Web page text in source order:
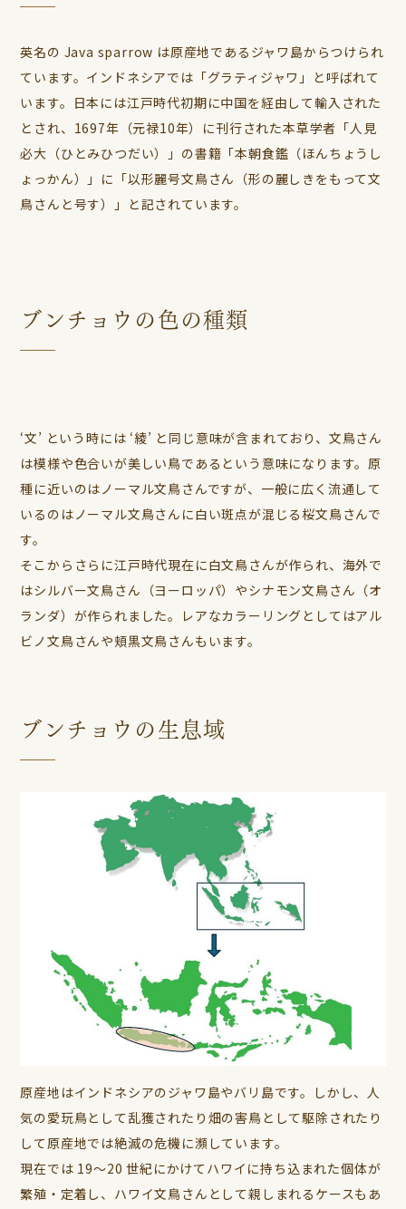
英名の Java sparrow は原産地であるジャワ島からつけられ
ています。インドネシアでは「グラティジャワ」と呼ばれて
います。日本には江戸時代初期に中国を経由して輸入された
とされ、1697年（元禄10年）に刊行された本草学者「人見
必大（ひとみひつだい）」の書籍「本朝食鑑（ほんちょうし
ょっかん）」に「以形麗号文鳥さん（形の麗しきをもって文
鳥さんと号す）」と記されています。
ブンチョウの色の種類
‘文’ という時には ‘綾’ と同じ意味が含まれており、文鳥さん
は模様や色合いが美しい鳥であるという意味になります。原
種に近いのはノーマル文鳥さんですが、一般に広く流通して
いるのはノーマル文鳥さんに白い斑点が混じる桜文鳥さんで
す。
そこからさらに江戸時代現在に白文鳥さんが作られ、海外で
はシルバー文鳥さん（ヨーロッパ）やシナモン文鳥さん（オ
ランダ）が作られました。レアなカラーリングとしてはアル
ビノ文鳥さんや頬黒文鳥さんもいます。
ブンチョウの生息域
原産地はインドネシアのジャワ島やバリ島です。しかし、人
気の愛玩鳥として乱獲されたり畑の害鳥として駆除されたり
して原産地では絶滅の危機に瀕しています。
現在では 19～20 世紀にかけてハワイに持ち込まれた個体が
繁殖・定着し、ハワイ文鳥さんとして親しまれるケースもあ